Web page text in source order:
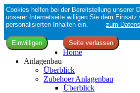
Cookies helfen bei der Bereitstellung unserer
unserer Internetseite willigen Sie dem Einsatz
personalisierten Inhalten ein. zum
Home
Anlagenbau
Überblick
Zubehoer Anlagenbau
Überblick